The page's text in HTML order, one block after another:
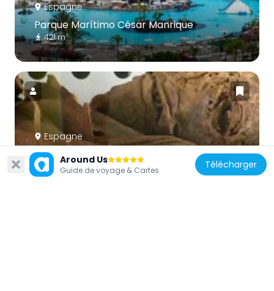
Espagne
Parque Marítimo César Manrique
421 m
Espagne
Mummy of San Andrés
895 m
Around Us
Guide de voyage & Cartes Télécharger